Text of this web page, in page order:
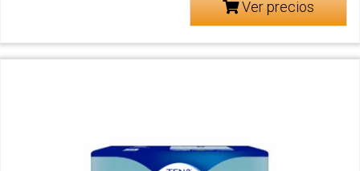
Ver precios